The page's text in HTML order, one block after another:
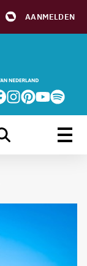
AANMELDEN